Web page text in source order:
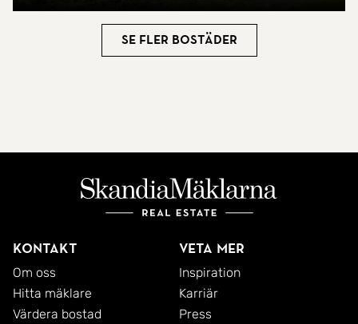
Se fler bostäder
Kontakt
Om oss
Hitta mäklare
Värdera bostad
Veta mer
Inspiration
Karriär
Press